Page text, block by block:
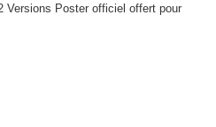
Versions Poster officiel offert pour